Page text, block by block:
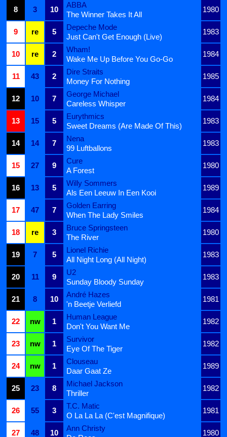
8
3 10
ABBA
1980
The Winner Takes It All
9
re 5
Depeche Mode
1983
Just Can't Get Enough (Live)
10
re 2
Wham!
1984
Wake Me Up Before You Go-Go
11
43 2
Dire Straits
1985
Money For Nothing
12
10 7
George Michael
1984
Careless Whisper
13
15 5
Eurythmics
1983
Sweet Dreams (Are Made Of This)
14
14 7
Nena
1983
99 Luftballons
15
27 9
Cure
1980
A Forest
16
13 5
Willy Sommers
1989
Als Een Leeuw In Een Kooi
17
47 7
Golden Earring
1984
When The Lady Smiles
18
re 3
Bruce Springsteen
1980
The River
19
7 5
Lionel Richie
1983
All Night Long (All Night)
20
11 9
U2
1983
Sunday Bloody Sunday
21
8 10
André Hazes
1981
'n Beetje Verliefd
22
nw 1
Human League
1982
Don't You Want Me
23
nw 1
Survivor
1982
Eye Of The Tiger
24
nw 1
Clouseau
1989
Daar Gaat Ze
25
23 8
Michael Jackson
1982
Thriller
26
55 3
T.C. Matic
1981
O La La La (C'est Magnifique)
27
48 10
Ann Christy
1980